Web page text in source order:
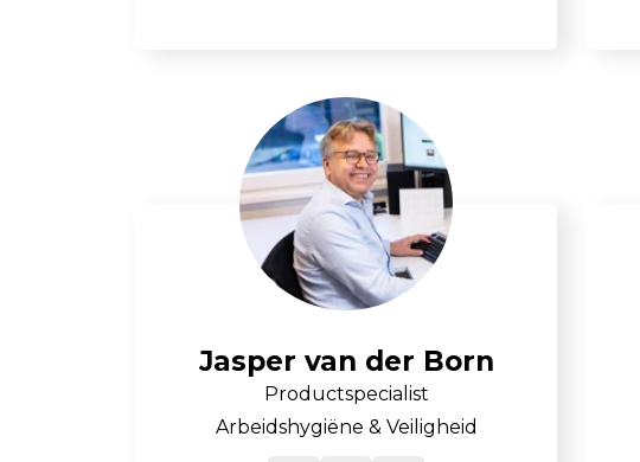
Jasper van der Born
Productspecialist
Arbeidshygiëne & Veiligheid